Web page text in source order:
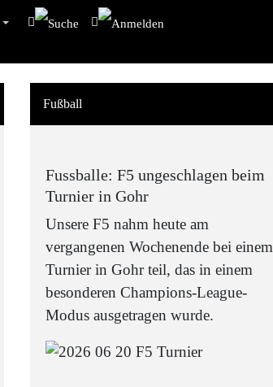
Fußball
Fussballe: F5 ungeschlagen beim
Turnier in Gohr
Unsere F5 nahm heute am
vergangenen Wochenende bei einem
Turnier in Gohr teil, das in einem
besonderen Champions-League-
Modus ausgetragen wurde.